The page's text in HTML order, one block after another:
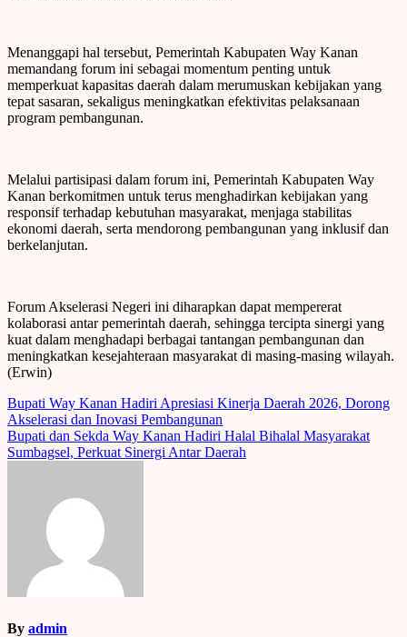
Menanggapi hal tersebut, Pemerintah Kabupaten Way Kanan
memandang forum ini sebagai momentum penting untuk
memperkuat kapasitas daerah dalam merumuskan kebijakan yang
tepat sasaran, sekaligus meningkatkan efektivitas pelaksanaan
program pembangunan.
Melalui partisipasi dalam forum ini, Pemerintah Kabupaten Way
Kanan berkomitmen untuk terus menghadirkan kebijakan yang
responsif terhadap kebutuhan masyarakat, menjaga stabilitas
ekonomi daerah, serta mendorong pembangunan yang inklusif dan
berkelanjutan.
Forum Akselerasi Negeri ini diharapkan dapat mempererat
kolaborasi antar pemerintah daerah, sehingga tercipta sinergi yang
kuat dalam menghadapi berbagai tantangan pembangunan dan
meningkatkan kesejahteraan masyarakat di masing-masing wilayah.
(Erwin)
Post
navigation
Bupati Way Kanan Hadiri Apresiasi Kinerja Daerah 2026, Dorong
Akselerasi dan Inovasi Pembangunan
Bupati dan Sekda Way Kanan Hadiri Halal Bihalal Masyarakat
Sumbagsel, Perkuat Sinergi Antar Daerah
By admin